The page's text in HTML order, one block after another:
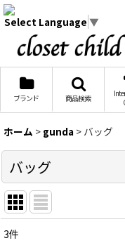
Select Language ▼
ブランド 商品検索
ホーム > gunda > バッグ
バッグ
3件